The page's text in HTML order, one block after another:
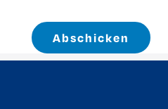
Abschicken